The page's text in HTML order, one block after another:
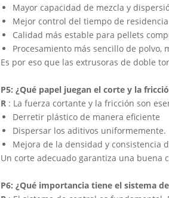
Mayor capacidad de mezcla y
Mejor control del tiempo de residencia
Calidad más estable para pellets
Procesamiento más sencillo de polvo,
Es por eso que las extrusoras de doble
P5: ¿Qué papel juegan el corte y la
R : La fuerza cortante y la fricción son
Derretir plástico de manera eficiente
Dispersar los aditivos uniformemente.
Mejora de la densidad y consistencia
Un corte adecuado garantiza una
P6: ¿Qué importancia tiene el sistema